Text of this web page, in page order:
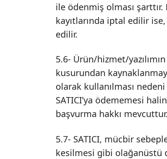
ile ödenmiş olması
kayıtlarında iptal edilir
edilir.
5.6- Ürün/hizmet/
kusurundan
olarak kullanılması
SATICI’ya ödememesi
başvurma hakkı mevcuttur.
5.7- SATICI, mücbir
kesilmesi gibi olağanüstü